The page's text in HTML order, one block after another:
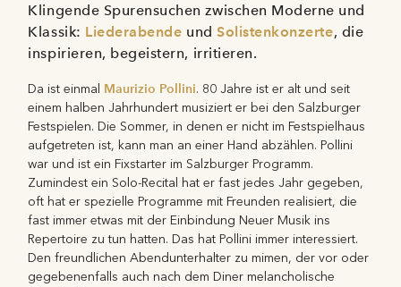
Klingende Spurensuchen zwischen Moderne und
Klassik: Liederabende undSolistenkonzerte, die
inspirieren, begeistern, irritieren.
Da ist einmal Maurizio Pollini. 80 Jahre ist er alt und seit
einem halben Jahrhundert musiziert er bei den Salzburger
Festspielen. Die Sommer, in denen er nicht im Festspielhaus
aufgetreten ist, kann man an einer Hand abzählen. Pollini
war und ist ein Fixstarter im Salzburger Programm.
Zumindest ein Solo-Recital hat er fast jedes Jahr gegeben,
oft hat er spezielle Programme mit Freunden realisiert, die
fast immer etwas mit der Einbindung Neuer Musik ins
Repertoire zu tun hatten. Das hat Pollini immer interessiert.
Den freundlichen Abendunterhalter zu mimen, der vor oder
gegebenenfalls auch nach dem Diner melancholische